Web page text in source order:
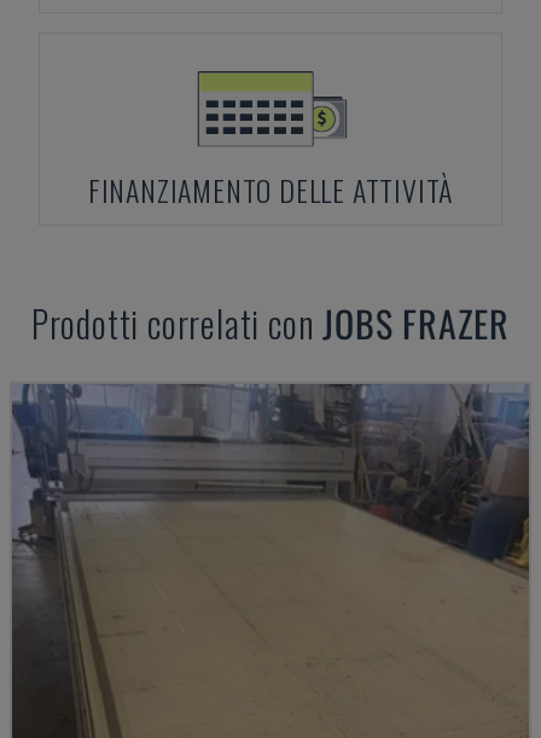
FINANZIAMENTO DELLE ATTIVITÀ
Prodotti correlati conJOBS FRAZER